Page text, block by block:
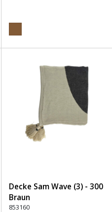
Decke Sam Wave (3) - 300
Braun
853160